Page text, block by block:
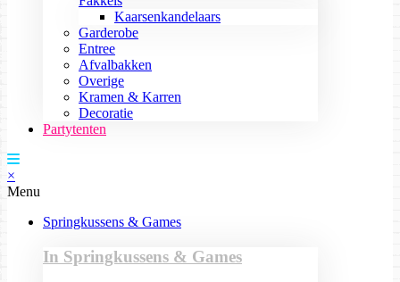
Kaarsenkandelaars
Garderobe
Entree
Afvalbakken
Overige
Kramen & Karren
Decoratie
Partytenten
×
Menu
Springkussens & Games
In Springkussens & Games